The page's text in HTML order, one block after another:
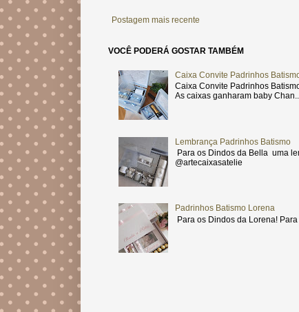
Postagem mais recente
VOCÊ PODERÁ GOSTAR TAMBÉM
Caixa Convite Padrinhos
Caixa Convite Padrinhos
As caixas ganharam baby
Lembrança Padrinhos Batismo
Para os Dindos da Bella uma
@artecaixasatelie
Padrinhos Batismo Lorena
Para os Dindos da Lorena!